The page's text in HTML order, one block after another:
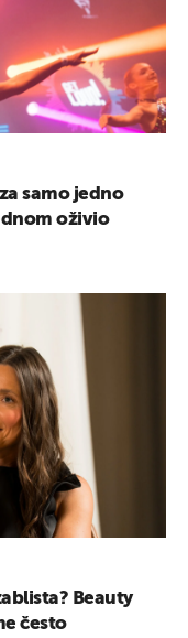
samo jedno
oživio
Beauty
često